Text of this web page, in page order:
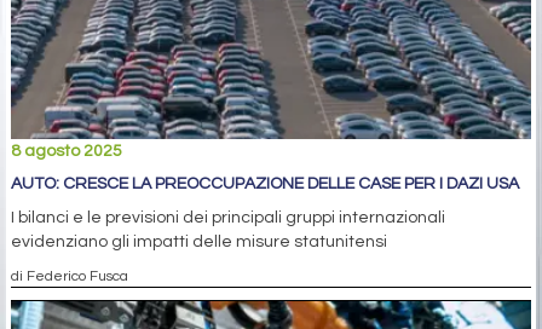
8 agosto 2025
AUTO: CRESCE LA PREOCCUPAZIONE DELLE CASE PER I DAZI USA
I bilanci e le previsioni dei principali gruppi internazionali
evidenziano gli impatti delle misure statunitensi
di Federico Fusca